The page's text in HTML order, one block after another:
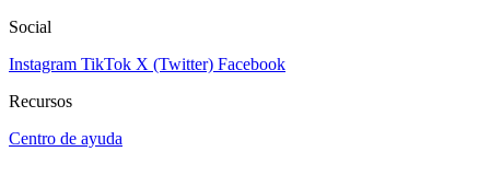
Social
Instagram TikTok X (Twitter) Facebook
Recursos
Centro de ayuda